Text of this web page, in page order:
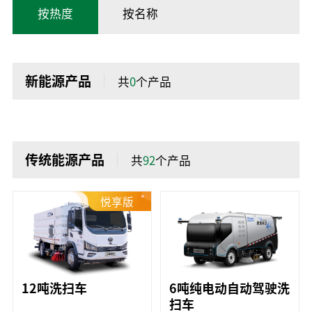
按热度 按名称
新能源产品 共0个产品
传统能源产品 共92个产品
悦享版
12吨洗扫车
6吨纯电动自动驾驶洗
扫车